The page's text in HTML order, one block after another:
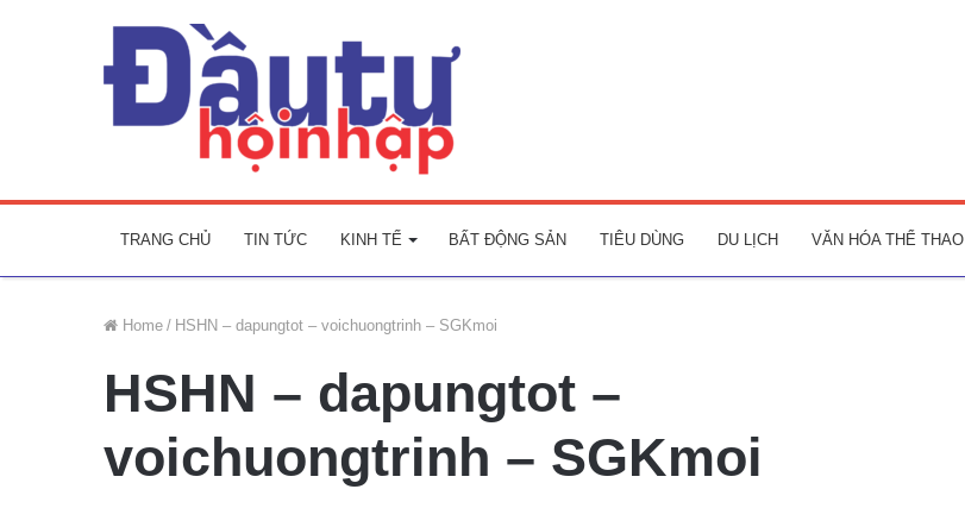
TRANG CHỦ TIN TỨC KINH TẾ BẤT ĐỘNG SẢN TIÊU DÙNG DU LỊCH VĂN HÓA THỂ THAO
Home / HSHN – dapungtot – voichuongtrinh – SGKmoi
HSHN – dapungtot –
voichuongtrinh – SGKmoi